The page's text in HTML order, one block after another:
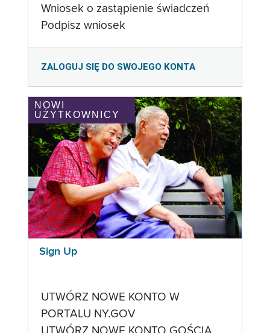
Wniosek o zastąpienie świadczeń
Podpisz wniosek
ZALOGUJ SIĘ DO SWOJEGO KONTA
NOWI
UŻYTKOWNICY
Sign Up
UTWÓRZ NOWE KONTO W
PORTALU NY.GOV